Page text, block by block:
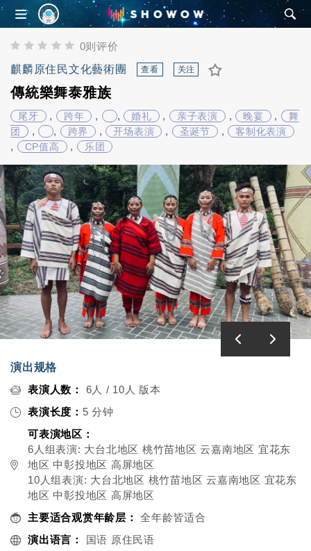
0则评价
麒麟原住民文化藝術團
查看 关注
傳統樂舞泰雅族
尾牙 , 跨年 , , 婚礼 , 亲子表演 , 晚宴 ,
舞
团
, , 跨界 , 开场表演 , 圣诞节 , 客制化表演
, CP值高 , 乐团
演出规格
表演人数：
6人 / 10人 版本
表演长度： 5 分钟
可表演地区：
6人组表演: 大台北地区 桃竹苗地区 云嘉南地区 宜花东
地区 中彰投地区 高屏地区
10人组表演: 大台北地区 桃竹苗地区 云嘉南地区 宜花东
地区 中彰投地区 高屏地区
主要适合观赏年龄层：
全年龄皆适合
演出语言：
国语 原住民语